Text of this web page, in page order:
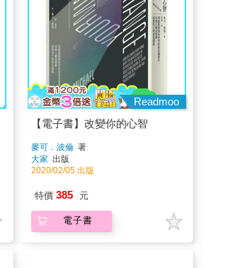
Readmoo
【電子書】改變你的心智
麥可．波倫著
大家 出版
2020/02/05 出版
特價 385 元
電子書